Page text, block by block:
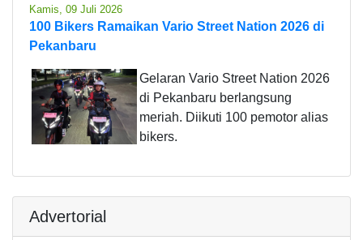
Kamis, 09 Juli 2026
100 Bikers Ramaikan Vario Street Nation 2026 di
Pekanbaru
Gelaran Vario Street Nation 2026
di Pekanbaru berlangsung
meriah. Diikuti 100 pemotor alias
bikers.
Advertorial